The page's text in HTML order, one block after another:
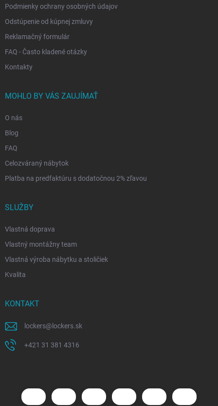
Podmienky ochrany osobných údajov
Odstúpenie od kúpnej zmluvy
Reklamačný formulár
FAQ - Často kladené otázky
Kontakty
MOHLO BY VÁS ZAUJÍMAŤ
O nás
Blog
FAQ
Celozváraný nábytok
Platba na predfaktúru s dodatočnou 2% zľavou
SLUŽBY
Vlastná doprava
Vlastný montážny team
Vlastná výroba nábytku a stoličiek
Kvalita
KONTAKT
lockers@ lockers.sk
+421 31 381 4316